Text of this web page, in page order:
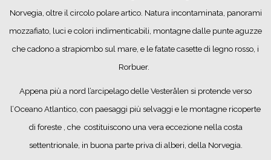
Norvegia, oltre il circolo polare artico. Natura incontaminata, panorami
mozzafiato, luci e colori indimenticabili, montagne dalle punte aguzze
che cadono a strapiombo sul mare, e le fatate casette di legno rosso, i
Rorbuer.
Appena più a nord l’arcipelago delle Vesterålen si protende verso
l’Oceano Atlantico, con paesaggi più selvaggi e le montagne ricoperte
di foreste , che costituiscono una vera eccezione nella costa
settentrionale, in buona parte priva di alberi, della Norvegia.